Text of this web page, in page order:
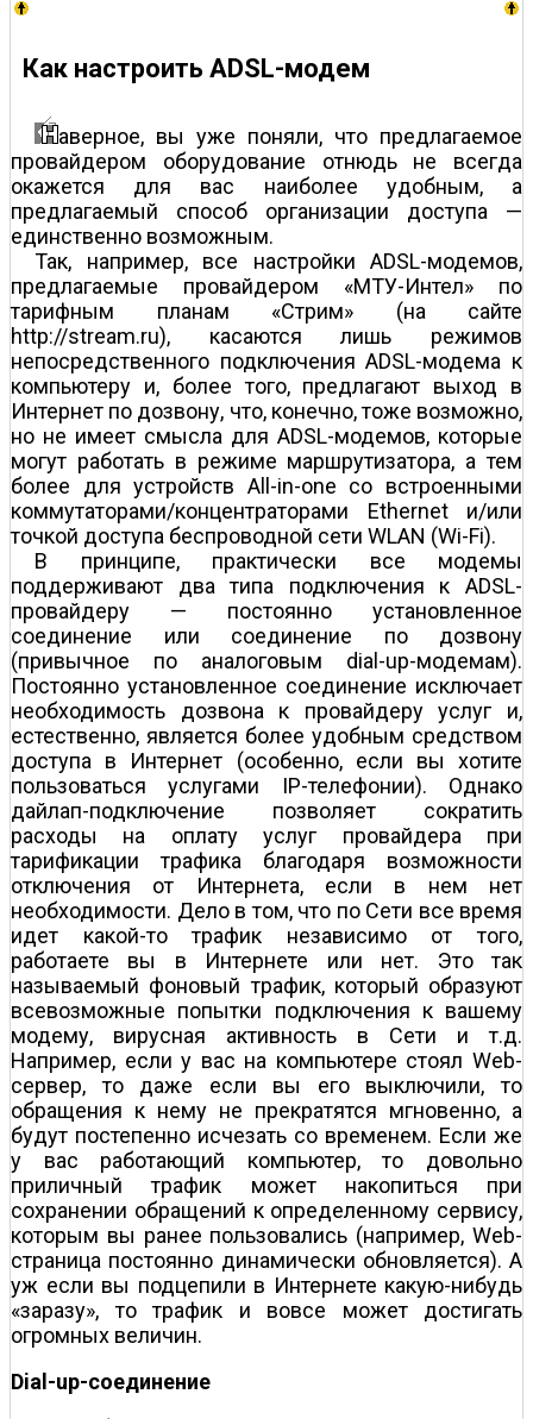
Как настроить ADSL-модем
аверное, вы уже поняли, что предлагаемое
провайдером оборудование отнюдь не всегда
окажется для вас наиболее удобным, а
предлагаемый способ организации доступа —
единственно возможным.
Так, например, все настройки ADSL-модемов,
предлагаемые провайдером «МТУ-Интел» по
тарифным планам «Стрим» (на сайте
http://stream.ru), касаются лишь режимов
непосредственного подключения ADSL-модема к
компьютеру и, более того, предлагают выход в
Интернет по дозвону, что, конечно, тоже возможно,
но не имеет смысла для ADSL-модемов, которые
могут работать в режиме маршрутизатора, а тем
более для устройств All-in-one со встроенными
коммутаторами/концентраторами Ethernet и/или
точкой доступа беспроводной сети WLAN (Wi-Fi).
В принципе, практически все модемы
поддерживают два типа подключения к ADSL-
провайдеру — постоянно установленное
соединение или соединение по дозвону
(привычное по аналоговым dial-up-модемам).
Постоянно установленное соединение исключает
необходимость дозвона к провайдеру услуг и,
естественно, является более удобным средством
доступа в Интернет (особенно, если вы хотите
пользоваться услугами IP-телефонии). Однако
дайлап-подключение позволяет сократить
расходы на оплату услуг провайдера при
тарификации трафика благодаря возможности
отключения от Интернета, если в нем нет
необходимости. Дело в том, что по Сети все время
идет какой-то трафик независимо от того,
работаете вы в Интернете или нет. Это так
называемый фоновый трафик, который образуют
всевозможные попытки подключения к вашему
модему, вирусная активность в Сети и т.д.
Например, если у вас на компьютере стоял Web-
сервер, то даже если вы его выключили, то
обращения к нему не прекратятся мгновенно, а
будут постепенно исчезать со временем. Если же
у вас работающий компьютер, то довольно
приличный трафик может накопиться при
сохранении обращений к определенному сервису,
которым вы ранее пользовались (например, Web-
страница постоянно динамически обновляется). А
уж если вы подцепили в Интернете какую-нибудь
«заразу», то трафик и вовсе может достигать
огромных величин.
Dial-up-соединение